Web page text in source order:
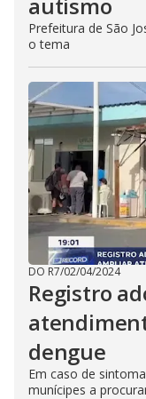
Prefeitura de São
o tema
DO R7/02/04/2024
Registro
dengue
Em caso de
munícipes a